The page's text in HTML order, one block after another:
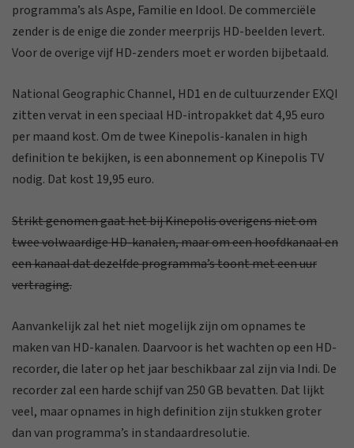
programma’s als Aspe, Familie en Idool. De commerciële
zender is de enige die zonder meerprijs HD-beelden levert.
Voor de overige vijf HD-zenders moet er worden bijbetaald.
National Geographic Channel, HD1 en de cultuurzender EXQI
zitten vervat in een speciaal HD-intropakket dat 4,95 euro
per maand kost. Om de twee Kinepolis-kanalen in high
definition te bekijken, is een abonnement op Kinepolis TV
nodig. Dat kost 19,95 euro.
Strikt genomen gaat het bij Kinepolis overigens niet om
twee volwaardige HD-kanalen, maar om een hoofdkanaal en
een kanaal dat dezelfde programma’s toont met een uur
vertraging.
Aanvankelijk zal het niet mogelijk zijn om opnames te
maken van HD-kanalen. Daarvoor is het wachten op een HD-
recorder, die later op het jaar beschikbaar zal zijn via Indi. De
recorder zal een harde schijf van 250 GB bevatten. Dat lijkt
veel, maar opnames in high definition zijn stukken groter
dan van programma’s in standaardresolutie.